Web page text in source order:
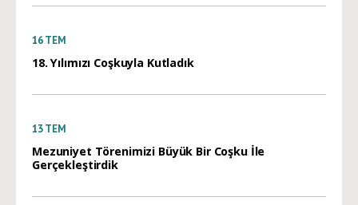
16 TEM
18. Yılımızı Coşkuyla Kutladık
13 TEM
Mezuniyet Törenimizi Büyük Bir Coşku İle
Gerçekleştirdik